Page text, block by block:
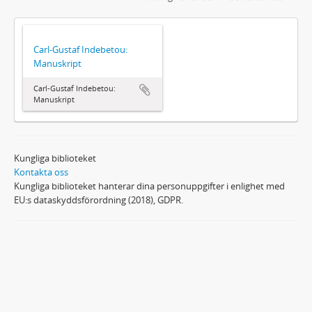
Carl-Gustaf Indebetou:
Manuskript
Carl-Gustaf Indebetou:
Manuskript
Kungliga biblioteket
Kontakta oss
Kungliga biblioteket hanterar dina personuppgifter i enlighet med
EU:s dataskyddsförordning (2018), GDPR.